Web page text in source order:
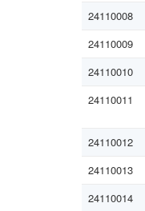
24110008
24110009
24110010
24110011
24110012
24110013
24110014